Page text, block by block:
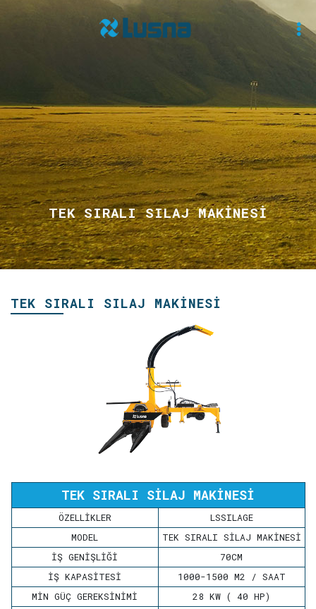
TEK SIRALI SILAJ MAKİNESİ
TEK SIRALI SILAJ MAKİNESİ
TEK SIRALI SİLAJ MAKİNESİ
ÖZELLİKLER
LSSILAGE
MODEL
TEK SIRALI SİLAJ MAKİNESİ
İŞ GENİŞLİĞİ
70CM
İŞ KAPASİTESİ
1000-1500 M2 / SAAT
MİN GÜÇ GEREKSİNİMİ
28 KW ( 40 HP)